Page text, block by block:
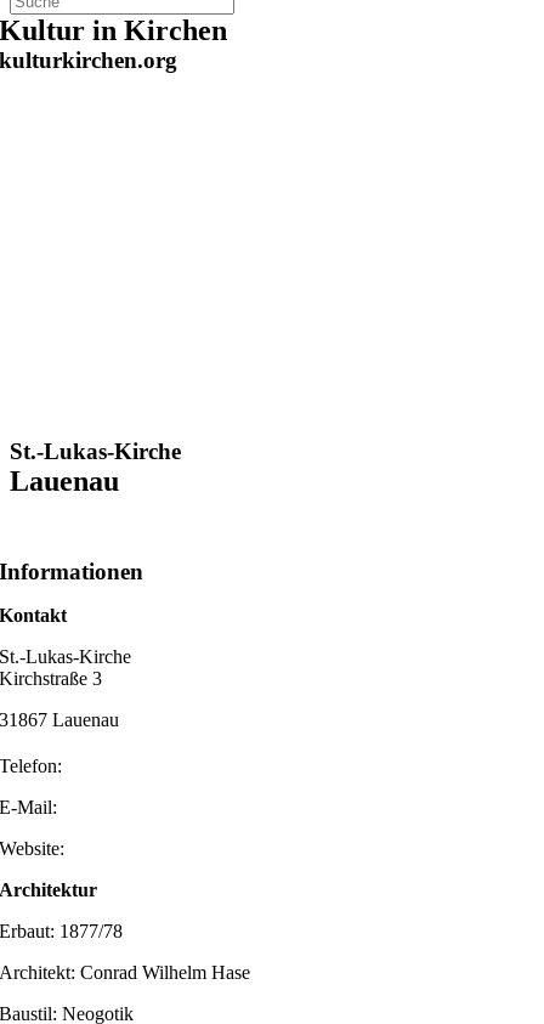
Zum
Inhalt
springen
Kultur in Kirchen
kulturkirchen.org
St.-Lukas-Kirche
Lauenau
Informationen
Kontakt
St.-Lukas-Kirche
Kirchstraße 3
31867 Lauenau
Telefon:
E-Mail:
Website:
Architektur
Erbaut: 1877/78
Architekt: Conrad Wilhelm Hase
Baustil: Neogotik